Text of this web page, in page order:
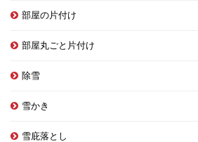
部屋の片付け
部屋丸ごと片付け
除雪
雪かき
雪庇落とし